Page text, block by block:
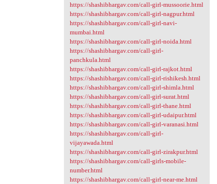
https://shashibhargav.com/call-girl-mussoorie.html
https://shashibhargav.com/call-girl-nagpur.html
https://shashibhargav.com/call-girl-navi-
mumbai.html
https://shashibhargav.com/call-girl-noida.html
https://shashibhargav.com/call-girl-
panchkula.html
https://shashibhargav.com/call-girl-rajkot.html
https://shashibhargav.com/call-girl-rishikesh.html
https://shashibhargav.com/call-girl-shimla.html
https://shashibhargav.com/call-girl-surat.html
https://shashibhargav.com/call-girl-thane.html
https://shashibhargav.com/call-girl-udaipur.html
https://shashibhargav.com/call-girl-varanasi.html
https://shashibhargav.com/call-girl-
vijayawada.html
https://shashibhargav.com/call-girl-zirakpur.html
https://shashibhargav.com/call-girls-mobile-
number.html
https://shashibhargav.com/call-girl-near-me.html